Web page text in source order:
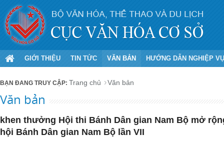
GIỚI THIỆU TIN TỨC VĂN BẢN HƯỚNG DẪN NGHIỆP VỤ
Trang chủ Văn bản
Văn bản
khen thưởng Hội thi Bánh Dân gian Nam Bộ mở
hội Bánh Dân gian Nam Bộ lần VII